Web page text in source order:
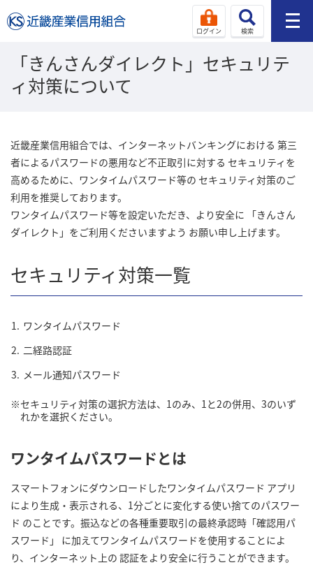
ログイン 検索
「きんさんダイレクト」セキュリテ
ィ対策について
近畿産業信用組合では、インターネットバンキングにおける 第三
者によるパスワードの悪用など不正取引に対する セキュリティを
高めるために、ワンタイムパスワード等の セキュリティ対策のご
利用を推奨しております。
ワンタイムパスワード等を設定いただき、より安全に 「きんさん
ダイレクト」をご利用くださいますよう お願い申し上げます。
セキュリティ対策一覧
ワンタイムパスワード
二経路認証
メール通知パスワード
セキュリティ対策の選択方法は、1のみ、1と2の併用、3のいず
れかを選択ください。
ワンタイムパスワードとは
スマートフォンにダウンロードしたワンタイムパスワード アプリ
により生成・表示される、1分ごとに変化する使い捨てのパスワー
ド のことです。振込などの各種重要取引の最終承認時「確認用パ
スワード」 に加えてワンタイムパスワードを使用することによ
り、インターネット上の 認証をより安全に行うことができます。